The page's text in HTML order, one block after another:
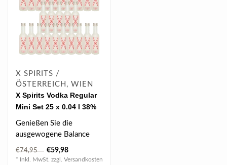
X SPIRITS /
ÖSTERREICH, WIEN
X Spirits Vodka Regular
Mini Set 25 x 0.04 l 38%
vol
Genießen Sie die
ausgewogene Balance
von X Spirits Vodka
Regular, der durch sei..
€74,95 €59,98
* Inkl. MwSt. zzgl. Versandkosten